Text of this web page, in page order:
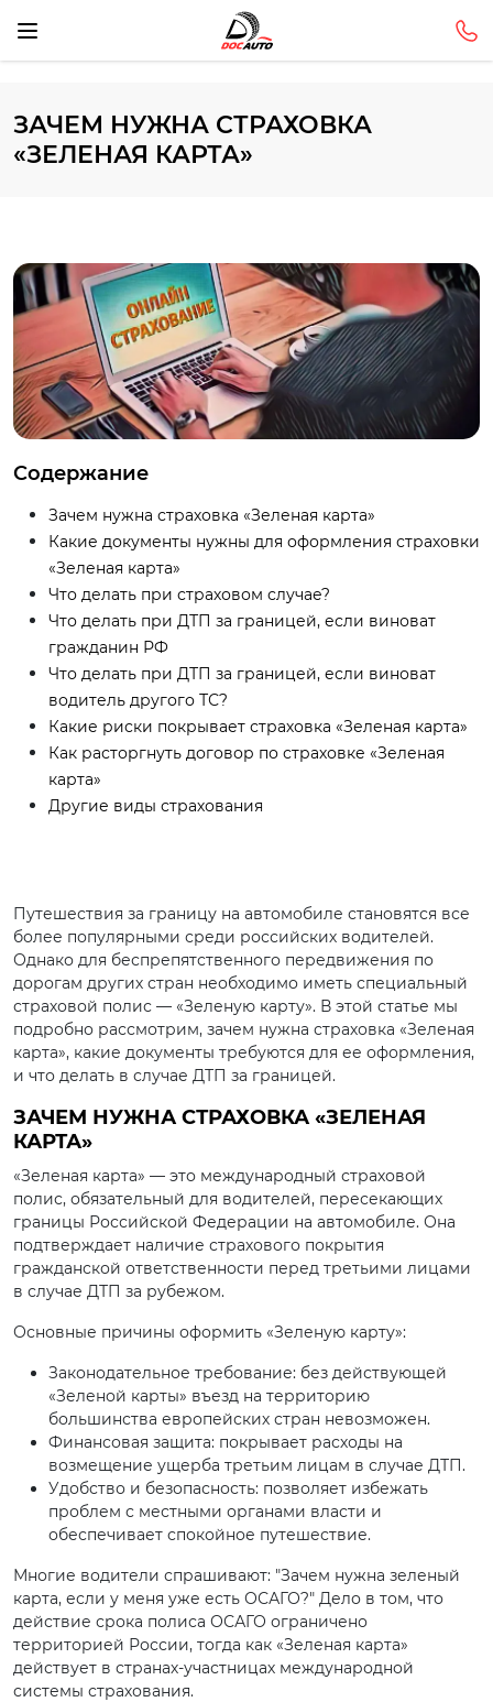
ЗАЧЕМ НУЖНА СТРАХОВКА
«ЗЕЛЕНАЯ КАРТА»
Содержание
Зачем нужна страховка «Зеленая карта»
Какие документы нужны для оформления страховки
«Зеленая карта»
Что делать при страховом случае?
Что делать при ДТП за границей, если виноват
гражданин РФ
Что делать при ДТП за границей, если виноват
водитель другого ТС?
Какие риски покрывает страховка «Зеленая карта»
Как расторгнуть договор по страховке «Зеленая
карта»
Другие виды страхования
Путешествия за границу на автомобиле становятся все
более популярными среди российских водителей.
Однако для беспрепятственного передвижения по
дорогам других стран необходимо иметь специальный
страховой полис — «Зеленую карту». В этой статье мы
подробно рассмотрим, зачем нужна страховка «Зеленая
карта», какие документы требуются для ее оформления,
и что делать в случае ДТП за границей.
ЗАЧЕМ НУЖНА СТРАХОВКА «ЗЕЛЕНАЯ
КАРТА»
«Зеленая карта» — это международный страховой
полис, обязательный для водителей, пересекающих
границы Российской Федерации на автомобиле. Она
подтверждает наличие страхового покрытия
гражданской ответственности перед третьими лицами
в случае ДТП за рубежом.
Основные причины оформить «Зеленую карту»:
Законодательное требование: без действующей
«Зеленой карты» въезд на территорию
большинства европейских стран невозможен.
Финансовая защита: покрывает расходы на
возмещение ущерба третьим лицам в случае ДТП.
Удобство и безопасность: позволяет избежать
проблем с местными органами власти и
обеспечивает спокойное путешествие.
Многие водители спрашивают: "Зачем нужна зеленый
карта, если у меня уже есть ОСАГО?" Дело в том, что
действие срока полиса ОСАГО ограничено
территорией России, тогда как «Зеленая карта»
действует в странах-участницах международной
системы страхования.